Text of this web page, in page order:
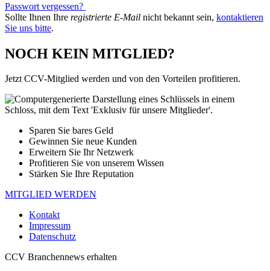
Passwort vergessen?
Sollte Ihnen Ihre registrierte E-Mail nicht bekannt sein, kontaktieren
Sie uns bitte.
NOCH KEIN MITGLIED?
Jetzt CCV-Mitglied werden und von den Vorteilen profitieren.
Sparen Sie bares Geld
Gewinnen Sie neue Kunden
Erweitern Sie Ihr Netzwerk
Profitieren Sie von unserem Wissen
Stärken Sie Ihre Reputation
MITGLIED WERDEN
Kontakt
Impressum
Datenschutz
CCV Branchennews erhalten